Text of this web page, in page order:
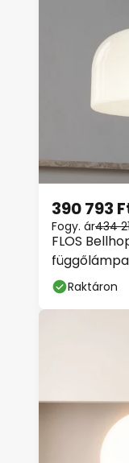
FLOS
45 cm
390 793
Fogy. ár434
Raktáron